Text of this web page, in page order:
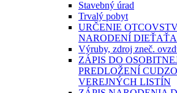
Stavebný úrad
Trvalý pobyt
URČENIE
NARODENÍ DIEŤAŤA
Výruby, zdroj zneč.
ZÁPIS DO
PREDLOŽENÍ
VEREJNÝCH LISTÍN